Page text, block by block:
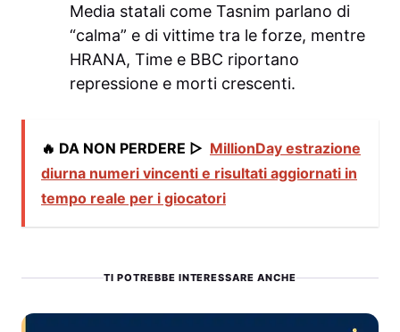
Media statali come Tasnim parlano di
“calma” e di vittime tra le forze, mentre
HRANA, Time e BBC riportano
repressione e morti crescenti.
🔥 DA NON PERDERE ▷ MillionDay estrazione
diurna numeri vincenti e risultati aggiornati in
tempo reale per i giocatori
TI POTREBBE INTERESSARE ANCHE